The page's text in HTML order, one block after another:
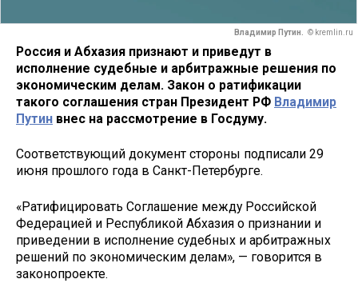
Владимир Путин. © kremlin.ru
Россия и Абхазия признают и приведут в
исполнение судебные и арбитражные решения по
экономическим делам. Закон о ратификации
такого соглашения стран Президент РФ Владимир
Путин внес на рассмотрение в Госдуму.
Соответствующий документ стороны подписали 29
июня прошлого года в Санкт-Петербурге.
«Ратифицировать Соглашение между Российской
Федерацией и Республикой Абхазия о признании и
приведении в исполнение судебных и арбитражных
решений по экономическим делам», — говорится в
законопроекте.